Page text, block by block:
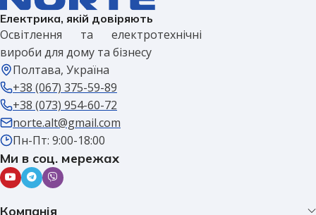
Електрика, якій довіряють
Освітлення та електротехнічні
вироби для дому та бізнесу
Полтава, Україна
+38 (067) 375-59-89
+38 (073) 954-60-72
norte.alt@gmail.com
Пн-Пт: 9:00-18:00
Ми в соц. мережах
Компанія